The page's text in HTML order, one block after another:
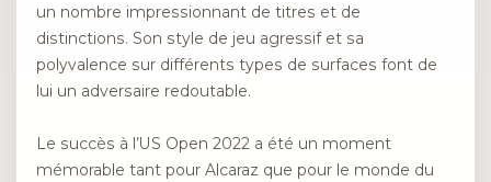
un nombre impressionnant de titres et de
distinctions. Son style de jeu agressif et sa
polyvalence sur différents types de surfaces font de
lui un adversaire redoutable.
Le succès à l’US Open 2022 a été un moment
mémorable tant pour Alcaraz que pour le monde du